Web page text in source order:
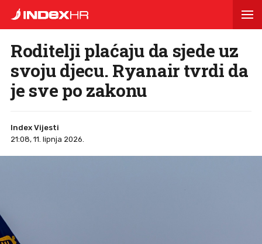
Roditelji plaćaju da sjede uz
svoju djecu. Ryanair tvrdi da
je sve po zakonu
Index Vijesti
21:08, 11. lipnja 2026.